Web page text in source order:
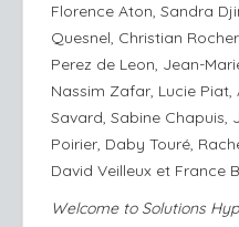
Florence Aton, Sandra
Quesnel, Christian
Perez de Leon, Jean-
Nassim Zafar, Lucie Piat,
Savard, Sabine Chapuis,
Poirier, Daby Touré,
David Veilleux et France
Welcome to Solutions